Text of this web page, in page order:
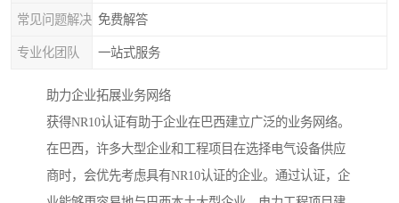
常见问题解决 免费解答
专业化团队 一站式服务
助力企业拓展业务网络
获得NR10认证有助于企业在巴西建立广泛的业务网络。
在巴西，许多大型企业和工程项目在选择电气设备供应
商时，会优先考虑具有NR10认证的企业。通过认证，企